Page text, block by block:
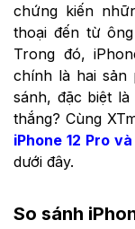
chứng kiến
thoại đến từ
Trong đó,
chính là hai sản
sánh, đặc biệt
thắng? Cùng
iPhone 12 Pro
dưới đây.
So sánh